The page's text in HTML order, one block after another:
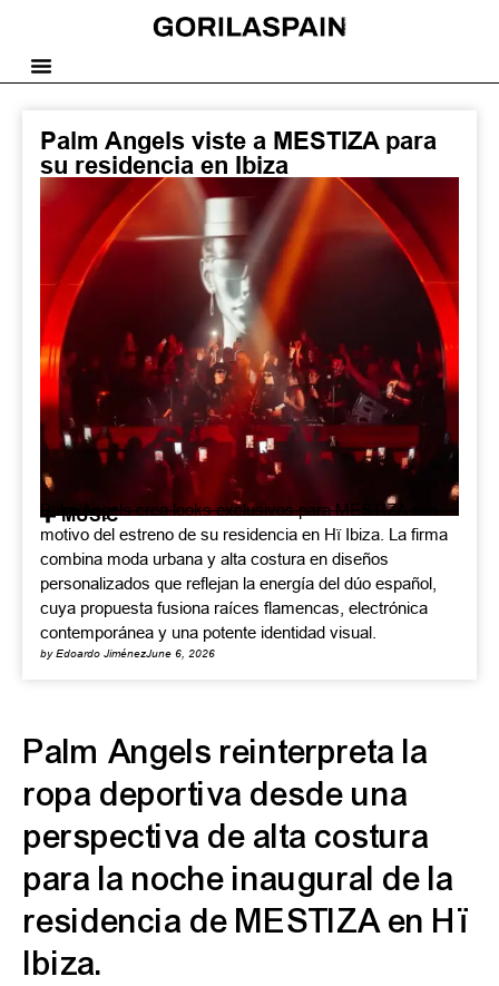
Palm Angels viste a MESTIZA para
su residencia en Ibiza
MUSIC
Palm Angels crea looks exclusivos para MESTIZA con
motivo del estreno de su residencia en Hï Ibiza. La firma
combina moda urbana y alta costura en diseños
personalizados que reflejan la energía del dúo español,
cuya propuesta fusiona raíces flamencas, electrónica
contemporánea y una potente identidad visual.
by Edoardo JiménezJune 6, 2026
Palm Angels reinterpreta la
ropa deportiva desde una
perspectiva de alta costura
para la noche inaugural de la
residencia de MESTIZA en Hï
Ibiza.